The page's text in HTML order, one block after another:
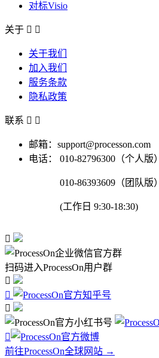
对标Visio
关于  
关于我们
加入我们
服务条款
隐私政策
联系  
邮箱：support@processon.com
电话：
010-82796300（个人版）
010-86393609（团队版）
(工作日 9:30-18:30)

扫码进入ProcessOn用户群




前往ProcessOn全球网站 →